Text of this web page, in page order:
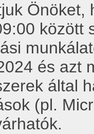
Önöket,
között
és azt
által
(pl.